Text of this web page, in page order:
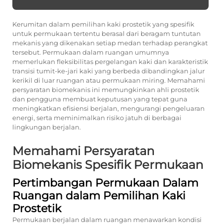
Kerumitan dalam pemilihan kaki prostetik yang spesifik
untuk permukaan tertentu berasal dari beragam tuntutan
mekanis yang dikenakan setiap medan terhadap perangkat
tersebut. Permukaan dalam ruangan umumnya
memerlukan fleksibilitas pergelangan kaki dan karakteristik
transisi tumit-ke-jari kaki yang berbeda dibandingkan jalur
kerikil di luar ruangan atau permukaan miring. Memahami
persyaratan biomekanis ini memungkinkan ahli prostetik
dan pengguna membuat keputusan yang tepat guna
meningkatkan efisiensi berjalan, mengurangi pengeluaran
energi, serta meminimalkan risiko jatuh di berbagai
lingkungan berjalan.
Memahami Persyaratan
Biomekanis Spesifik Permukaan
Pertimbangan Permukaan Dalam
Ruangan dalam Pemilihan Kaki
Prostetik
Permukaan berjalan dalam ruangan menawarkan kondisi